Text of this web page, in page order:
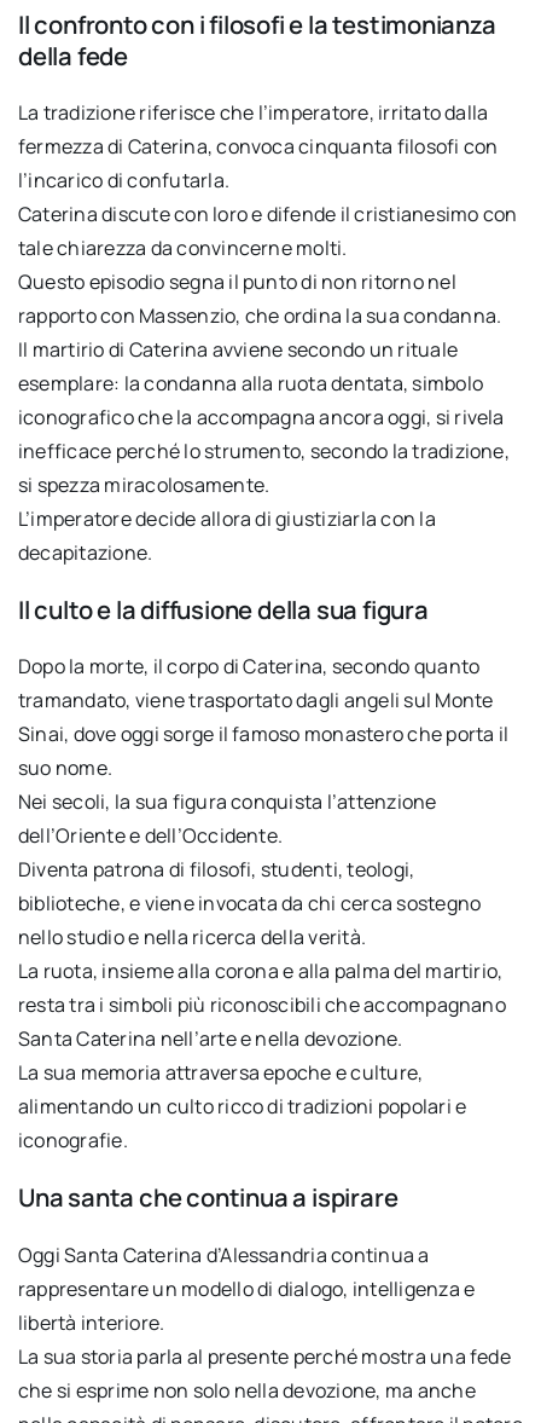
Il confronto con i filosofi e la testimonianza
della fede
La tradizione riferisce che l’imperatore, irritato dalla
fermezza di Caterina, convoca cinquanta filosofi con
l’incarico di confutarla.
Caterina discute con loro e difende il cristianesimo con
tale chiarezza da convincerne molti.
Questo episodio segna il punto di non ritorno nel
rapporto con Massenzio, che ordina la sua condanna.
Il martirio di Caterina avviene secondo un rituale
esemplare: la condanna alla ruota dentata, simbolo
iconografico che la accompagna ancora oggi, si rivela
inefficace perché lo strumento, secondo la tradizione,
si spezza miracolosamente.
L’imperatore decide allora di giustiziarla con la
decapitazione.
Il culto e la diffusione della sua figura
Dopo la morte, il corpo di Caterina, secondo quanto
tramandato, viene trasportato dagli angeli sul Monte
Sinai, dove oggi sorge il famoso monastero che porta il
suo nome.
Nei secoli, la sua figura conquista l’attenzione
dell’Oriente e dell’Occidente.
Diventa patrona di filosofi, studenti, teologi,
biblioteche, e viene invocata da chi cerca sostegno
nello studio e nella ricerca della verità.
La ruota, insieme alla corona e alla palma del martirio,
resta tra i simboli più riconoscibili che accompagnano
Santa Caterina nell’arte e nella devozione.
La sua memoria attraversa epoche e culture,
alimentando un culto ricco di tradizioni popolari e
iconografie.
Una santa che continua a ispirare
Oggi Santa Caterina d’Alessandria continua a
rappresentare un modello di dialogo, intelligenza e
libertà interiore.
La sua storia parla al presente perché mostra una fede
che si esprime non solo nella devozione, ma anche